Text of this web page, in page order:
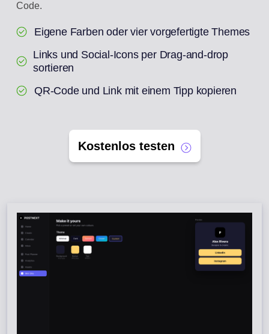
Code.
Eigene Farben oder vier vorgefertigte Themes
Links und Social-Icons per Drag-and-drop
sortieren
QR-Code und Link mit einem Tipp kopieren
Kostenlos testen